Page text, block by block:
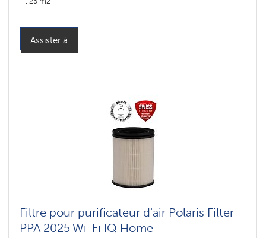
Assister à
Filtre pour purificateur d'air Polaris Filter
PPA 2025 Wi-Fi IQ Home